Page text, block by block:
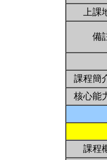
上課
備
課程簡
核心能
課程